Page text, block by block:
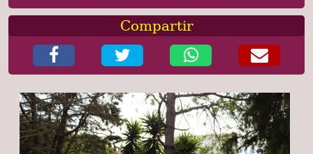
Compartir